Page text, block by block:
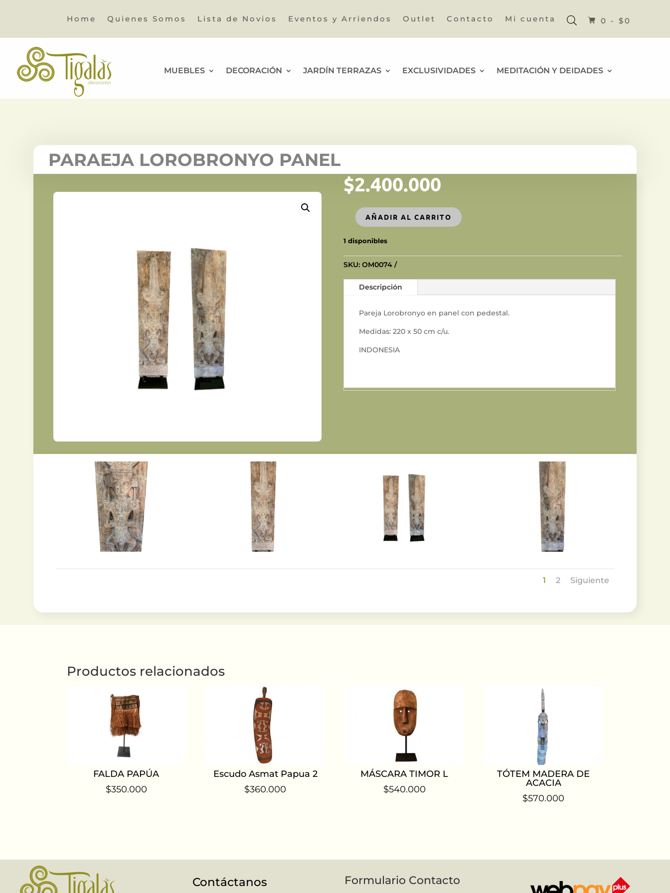
Home Quienes Somos Lista de Novios Eventos y Arriendos Outlet Contacto Mi cuenta 0 - $0
MUEBLES DECORACIÓN JARDÍN TERRAZAS EXCLUSIVIDADES MEDITACIÓN Y DEIDADES
PARAEJA LOROBRONYO PANEL
$2.400.000
PARAEJA
PANEL
cantidad
AÑADIR AL CARRITO
1 disponibles
SKU:OM0074
Descripción
Pareja Lorobronyo en panel con pedestal.
Medidas: 220 x 50 cm c/u.
INDONESIA
1 2 Siguiente
Productos relacionados
FALDA PAPÚA
$350.000
Escudo Asmat Papua 2
$360.000
MÁSCARA TIMOR L
$540.000
TÓTEM MADERA DE
ACACIA
$570.000
Contáctanos Formulario Contacto